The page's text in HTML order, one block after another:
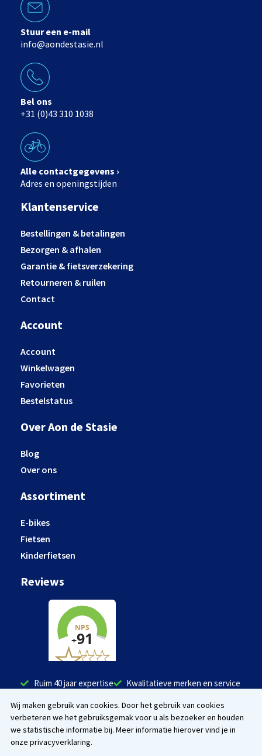
Stuur een e-mail
info@aondestasie.nl
Bel ons
+31 (0)43 310 1038
Alle contactgegevens ›
Adres en openingstijden
Klantenservice
Bestellingen & betalingen
Bezorgen & afhalen
Garantie & fietsverzekering
Retourneren & ruilen
Contact
Account
Account
Winkelwagen
Favorieten
Bestelstatus
Over Aon de Stasie
Blog
Over ons
Assortiment
E-bikes
Fietsen
Kinderfietsen
Reviews
Ruim 40 jaar expertise
Kwalitatieve merken en service
Facebook Instagram
Wij maken gebruik van cookies. Door het gebruik van cookies
verbeteren we het gebruiksgemak voor u als bezoeker en houden
we statistische informatie bij. Meer informatie hierover vind je in
onze privacyverklaring.